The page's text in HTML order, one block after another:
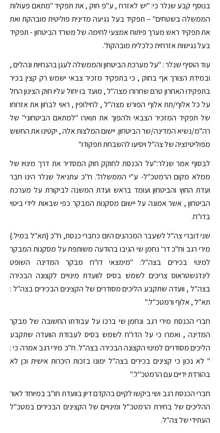
בנוסף קבע שנלר כי: "יש לאזרח , ע"פ חוק , את תפקיד "מתאם פעולות
הממשלה בשטחים" – תפקיד בעל נגיעה מדינית פוליטית מובהקת ואת
את תפקיד ראש מערך פיתוח אמצעי לחימה של משרד הביטחון - תפקיד
בעל נגישות אזרחית כלכלית מובהקת".
עוד הוסיף שנלר : "על מערכת הביטחון והממשלה לעגן בהנחיות ונהלים ,
ובמידת הצורך אף בחוק , כי בתפקיד מזכיר צבאי ישמש רק קצין בכיר
בתפקידו האחרון טרם שחרורו מצה"ל , מועד בו יחול עליו חוק הצינון החל
על כל אלוף/תת אלוף הפורש מצה"ל , לחילופין , ראוי לבחון את אזרוחו
של תפקיד המזכיר הצבאי ולהפוך את תוארו "למתאם הביטחוני" של
רה"מ/נשיא המדינה/שר הביטחון. יישום המלצות אלה , יקטינו את החשש
מפוליטיזציה של צה"ל ויסיעו להשבחת תפקודו"
לבסוף אמר שנלר:"על הכנסת לחוקק חוק המסדיר את דרך מינויו של
ממלא מקום הרמטכ"ל- ע"י הממשלה". ח"כ עתניאל שנלר הינו חבר
ועדת החוץ והביטחון ועומד בראש ועדת המשנה לביקורת על מערכת
הביטחון , אשר אמונה על יישום מסקנות המבקר כפי שבאות לידי ביטוי
בדו"ח.
שני דוברי צה"ל לשעבר המכהנים היום כחברי כנסת, ח''כ {תא''ל במיל.}
מירי רגב וח''כ דר' נחמן שי הגיבו בהודעה משותפת על מסקנות המבקר
למינוי בכירים בצה''ל: "מימצאי דו''ח מבקר המדינה השופט
לינדנשטראוס צריכים לשמש בסיס לוועדת מינויים לקצונה הבכירה
בצה''ל , וועדה שתקבע הליכים מסודרים של הקצינים הבכירים בצה''ל :
תא''ל , אלוף ורמטכ''ל."
חברי הכנסת מירי רגב ונחמן שי ברכו על עבודתו החשובה של מבקר
המדינה , ואמרו כי על הדו''ח לשמש בסיס לעבודת הוועדה שתקבע
הליכים מסודרים למינוי הקצונה הבכירה בצה''ל. ח''כ מירי רגב אמרה כי :
" לא נכון כי קצינים בכירים בצה''ל ימונו בזכות היכרות אישית וכן לא
בהורדת ידיים עם הרמטכ''ל."
חברי הכנסת רגב ושי ביקשו לקיים בהקדם דיון בוועדת חו''ב במיוחד לאור
ההליכים של בחירת הרמטכ''ל ומינויים של הקצינים הבכירים במטכ''ל
העתידי של צה''ל.